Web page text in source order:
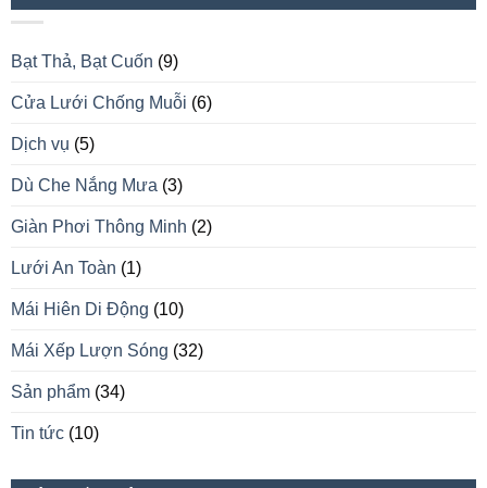
Bạt Thả, Bạt Cuốn (9)
Cửa Lưới Chống Muỗi (6)
Dịch vụ (5)
Dù Che Nắng Mưa (3)
Giàn Phơi Thông Minh (2)
Lưới An Toàn (1)
Mái Hiên Di Động (10)
Mái Xếp Lượn Sóng (32)
Sản phẩm (34)
Tin tức (10)